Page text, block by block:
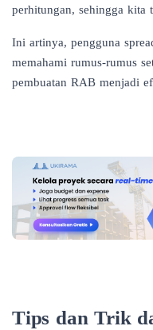
perhitungan, sehingga kita
Ini artinya, pengguna
memahami rumus-rumus
pembuatan RAB menjadi
Tips dan Trik